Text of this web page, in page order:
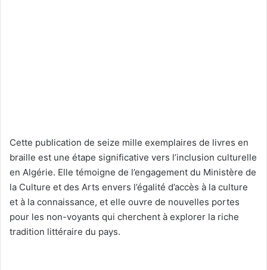
Cette publication de seize mille exemplaires de livres en
braille est une étape significative vers l’inclusion culturelle
en Algérie. Elle témoigne de l’engagement du Ministère de
la Culture et des Arts envers l’égalité d’accès à la culture
et à la connaissance, et elle ouvre de nouvelles portes
pour les non-voyants qui cherchent à explorer la riche
tradition littéraire du pays.